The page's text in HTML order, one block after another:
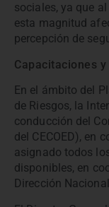
sociales, ya que
esta magnitud
percepción de
Capacitaciones y
En el ámbito del
de Riesgos, la
conducción del
del CECOED), en
asignado todos
disponibles, en
Dirección